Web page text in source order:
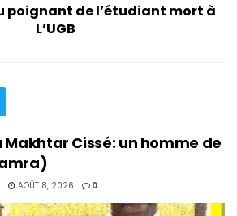
poignant de l’étudiant mort à
L’UGB
Cissé: un homme de
AOÛT 8, 2026 0